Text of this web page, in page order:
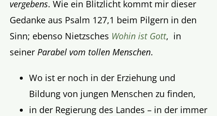
vergebens. Wie ein Blitzlicht kommt mir dieser
Gedanke aus Psalm 127,1 beim Pilgern in den
Sinn; ebenso Nietzsches Wohin ist Gott, in
seiner Parabel vom tollen Menschen.
Wo ist er noch in der Erziehung und
Bildung von jungen Menschen zu finden,
in der Regierung des Landes – in der immer